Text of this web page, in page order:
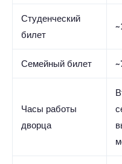
Студенческий
билет
Семейный билет
Часы работы
дворца